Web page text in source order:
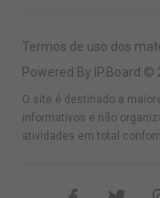
Termos de uso dos
Powered By IP.Board ©
O site é destinado a
informativos e não
atividades em total